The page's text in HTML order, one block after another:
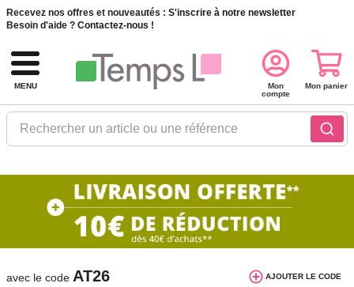
Recevez nos offres et nouveautés : S'inscrire à notre newsletter
Besoin d'aide ? Contactez-nous !
MENU
Rechercher un article ou une référence
Mon
compte
Mon panier
10€ de réduction dès 40€ d'achat. Offre
valable du 03/08/2026 au 12/08/2026.
avec le code AT26 AJOUTER LE CODE